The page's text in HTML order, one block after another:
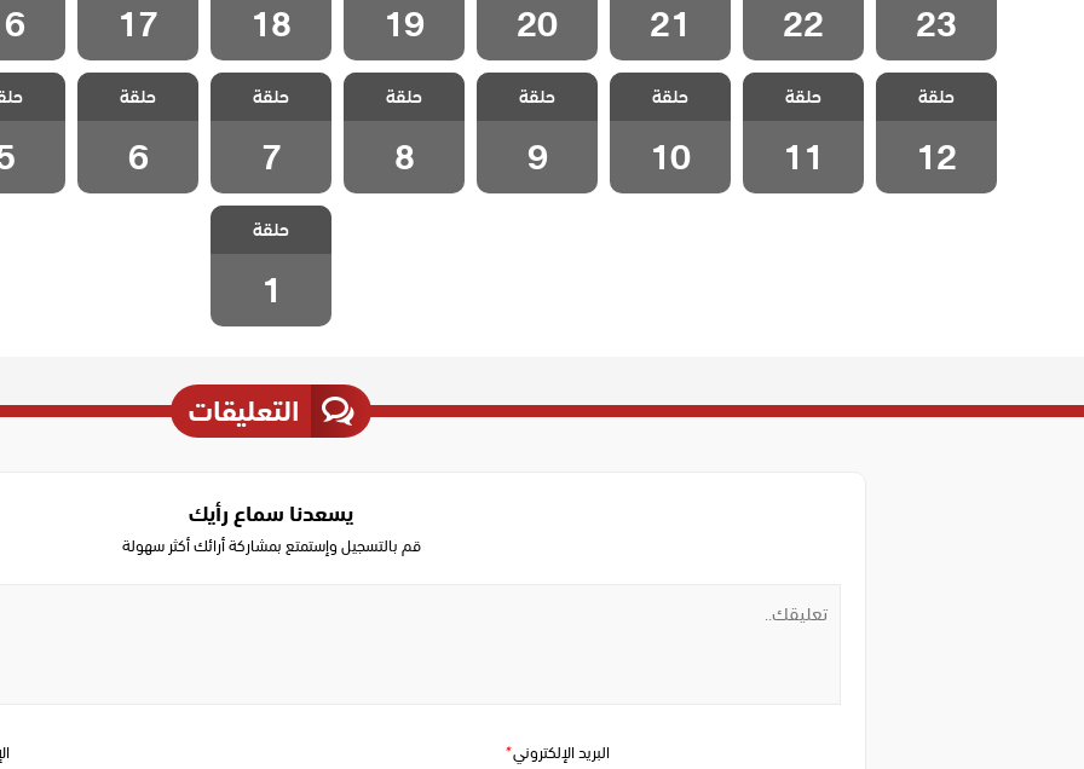
23
22
21
20
19
18
17
مسلسل قلب
اسود الحلقة 12
حلقة
12
مسلسل قلب
اسود الحلقة 11
حلقة
11
مسلسل قلب
اسود الحلقة 10
حلقة
10
مسلسل قلب
اسود الحلقة 9
حلقة
9
مسلسل قلب
اسود الحلقة 8
حلقة
8
مسلسل قلب
اسود الحلقة 7
حلقة
7
مسلسل قلب
اسود الحلقة 6
حلقة
6
اسود
مسلسل قلب
اسود الحلقة 1
حلقة
1
التعليقات
يسعدنا سماع رأيك
قم بالتسجيل وإستمتع بمشاركة أرائك أكثر سهولة
البريد الإلكتروني*